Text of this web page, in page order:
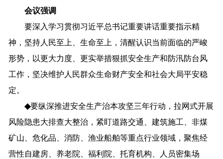
会议强调
要深入学习贯彻习近平总书记重要讲话重要指示精
神， 坚持人民至上、生命至上，清醒认识当前面临的严峻
形势 ， 以更大力度 、更实举措狠抓安全生产和防汛防台风
工作 ， 坚决维护人民群众生命财产安全和社会大局平安稳
定。
◆要纵深推进安全生产治本攻坚三年行动，拉网式开展
风险隐患大排查大整治 ， 紧盯道路交通 、建筑施工、非煤
矿山 、危化品 、消防 、渔业船舶等重点行业领域 ，聚焦经
营性自建房、 养老院、福利院、托育机构 人员密集场